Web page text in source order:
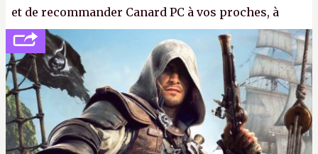
et de recommander Canard PC à vos proches, à
votre famille et aux inconnus que vous croisez
dans la rue. Bon été à tous ! –ER.